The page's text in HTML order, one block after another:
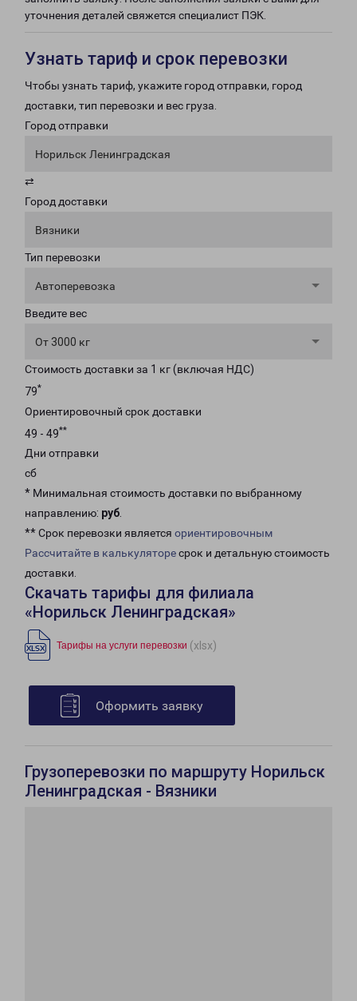
уточнения деталей свяжется специалист ПЭК.
Узнать тариф и срок перевозки
Чтобы узнать тариф, укажите город отправки, город
доставки, тип перевозки и вес груза.
Город отправки
Норильск Ленинградская
⇄
Город доставки
Вязники
Тип перевозки
Автоперевозка
Введите вес
От 3000 кг
Стоимость доставки за 1 кг (включая НДС)
79*
Ориентировочный срок доставки
49 - 49**
Дни отправки
сб
* Минимальная стоимость доставки по выбранному
направлению: руб.
** Срок перевозки является ориентировочным
Рассчитайте в калькуляторесрок и детальную стоимость
доставки.
Скачать тарифы для филиала
«Норильск Ленинградская»
Тарифы на услуги перевозки (xlsx)
Оформить заявку
Грузоперевозки по маршруту Норильск
Ленинградская - Вязники